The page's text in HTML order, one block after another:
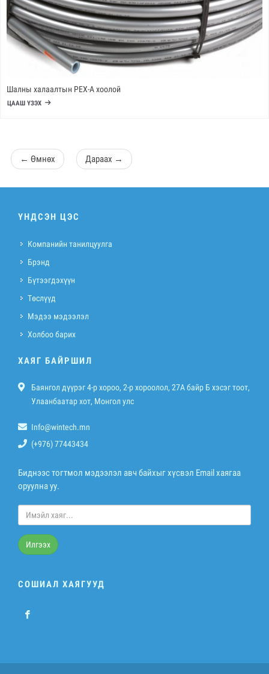
Шалны халаалтын PEX-A хоолой
ЦААШ ҮЗЭХ
← Өмнөх Дараах →
ҮНДСЭН ЦЭС
Компанийн танилцуулга
Брэнд
Бүтээгдэхүүн
Төслүүд
Мэдээ мэдээлэл
Холбоо барих
ХАЯГ БАЙРШИЛ
Баянгол дүүрэг 4-р хороо, 2-р хороолол, 27A байр Б хэсэг тоот,
Улаанбаатар хот, Монгол улс
Info@wintech.mn
(+976) 77443434
Биднээс тогтмол мэдээлэл авч байхыг хүсвэл Email хаягаа
оруулна уу.
Илгээх
СОШИАЛ ХАЯГУУД